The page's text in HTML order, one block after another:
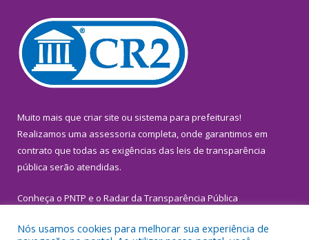
Muito mais que criar site ou sistema para prefeituras!
Realizamos uma assessoria completa, onde garantimos em
contrato que todas as exigências das leis de transparência
pública serão atendidas.
Conheça o PNTP e o Radar da Transparência Pública
Nós usamos cookies para melhorar sua experiência de